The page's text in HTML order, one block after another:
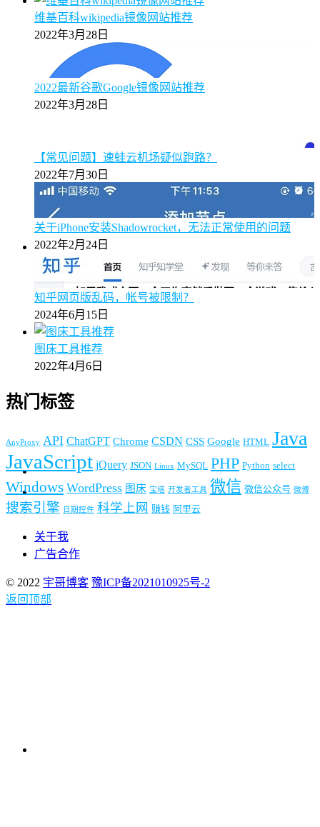
维基百科wikipedia镜像网站推荐
2022年3月28日
2022最新谷歌Google镜像网站推荐
2022年3月28日
【常见问题】速蛙云机场疑似跑路？
2022年7月30日
关于iPhone安装Shadowrocket，无法正常使用的问题
2022年2月24日
知乎网页版乱码，帐号被限制？
2024年6月15日
图床工具推荐
2022年4月6日
热门标签
AnyProxy API ChatGPT Chrome CSDN CSS Google HTML Java
JavaScript jQuery JSON Linux MySQL PHP Python select
Windows WordPress 图床 宝塔 开发者工具 微信 微信公众号 微博
搜索引擎 日期控件 科学上网 赚钱 阿里云
关于我
广告合作
© 2022 宇哥博客 豫ICP备2021010925号-2
返回顶部